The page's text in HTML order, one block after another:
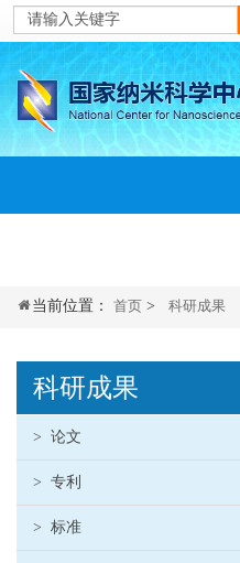
当前位置： 首页 > 科研成果
科研成果
> 论文
> 专利
> 标准